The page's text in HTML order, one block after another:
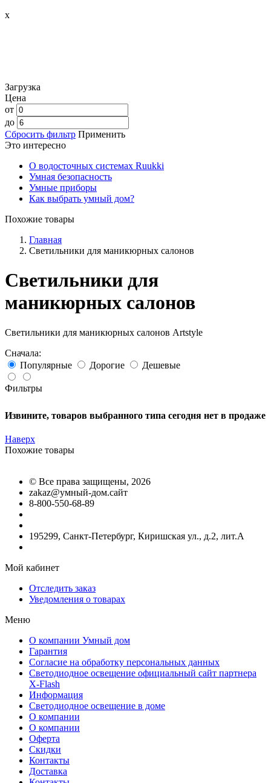
x
Загрузка
Цена
от
до
Сбросить фильтр Применить
Это интересно
О водосточных системах Ruukki
Умная безопасность
Умные приборы
Как выбрать умный дом?
Похожие товары
Главная
Светильники для маникюрных салонов
Светильники для
маникюрных салонов
Светильники для маникюрных салонов Artstyle
Сначала:
Популярные
Дорогие Дешевые
Фильтры
Извините, товаров выбранного типа сегодня нет в продаже
Наверх
Похожие товары
© Все права защищены, 2026
zakaz@умный-дом.сайт
8-800-550-68-89
195299, Санкт-Петербург, Киришская ул., д.2, лит.А
Мой кабинет
Отследить заказ
Уведомления о товарах
Меню
О компании Умный дом
Гарантия
Согласие на обработку персональных данных
Светодиодное освещение официальный сайт партнера
X-Flash
Информация
Светодиодное освещение в доме
О компании
О компании
Оферта
Скидки
Контакты
Доставка